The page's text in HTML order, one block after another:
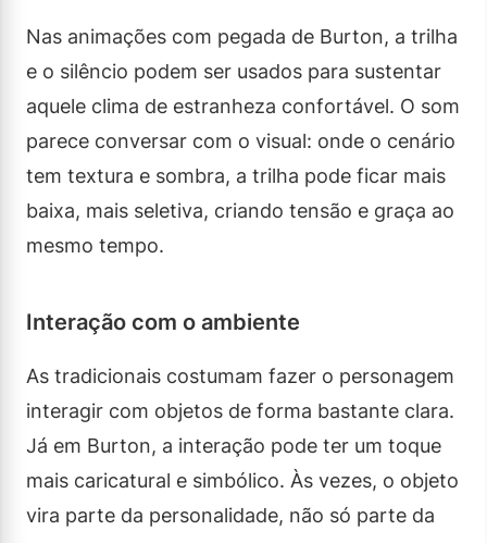
Nas animações com pegada de Burton, a trilha
e o silêncio podem ser usados para sustentar
aquele clima de estranheza confortável. O som
parece conversar com o visual: onde o cenário
tem textura e sombra, a trilha pode ficar mais
baixa, mais seletiva, criando tensão e graça ao
mesmo tempo.
Interação com o ambiente
As tradicionais costumam fazer o personagem
interagir com objetos de forma bastante clara.
Já em Burton, a interação pode ter um toque
mais caricatural e simbólico. Às vezes, o objeto
vira parte da personalidade, não só parte da